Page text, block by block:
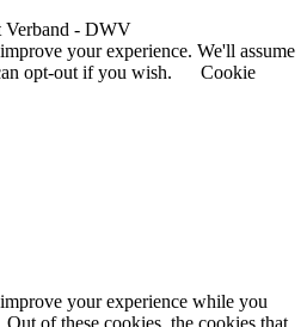
Verband - DWV
your experience. We'll assume
opt-out if you wish.
Cookie
your experience while you